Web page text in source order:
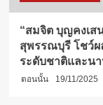
“สมจิต บุญคงเส
สุพรรณบุรี โชว์ผ
ระดับชาติและน
ตอนนั้น 19/11/2025